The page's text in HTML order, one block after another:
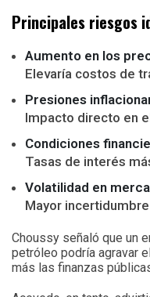
Principales riesgos
Aumento en los
Elevaría costos de
Presiones
Impacto directo en
Condiciones
Tasas de interés
Volatilidad en
Mayor
Choussy señaló que un
petróleo podría agravar
más las finanzas